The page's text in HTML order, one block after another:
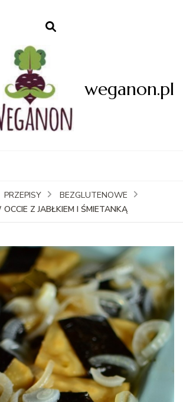
weganon.pl
PRZEPISY
BEZGLUTENOWE
OCCIE Z JABŁKIEM I ŚMIETANKĄ